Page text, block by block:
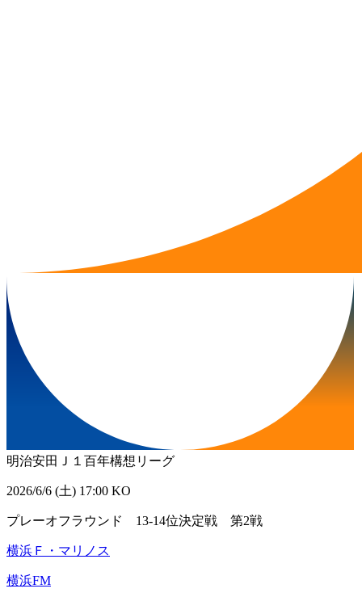
明治安田Ｊ１百年構想リーグ
2026/6/6 (土) 17:00 KO
プレーオフラウンド 13-14位決定戦 第2戦
横浜Ｆ・マリノス
横浜FM